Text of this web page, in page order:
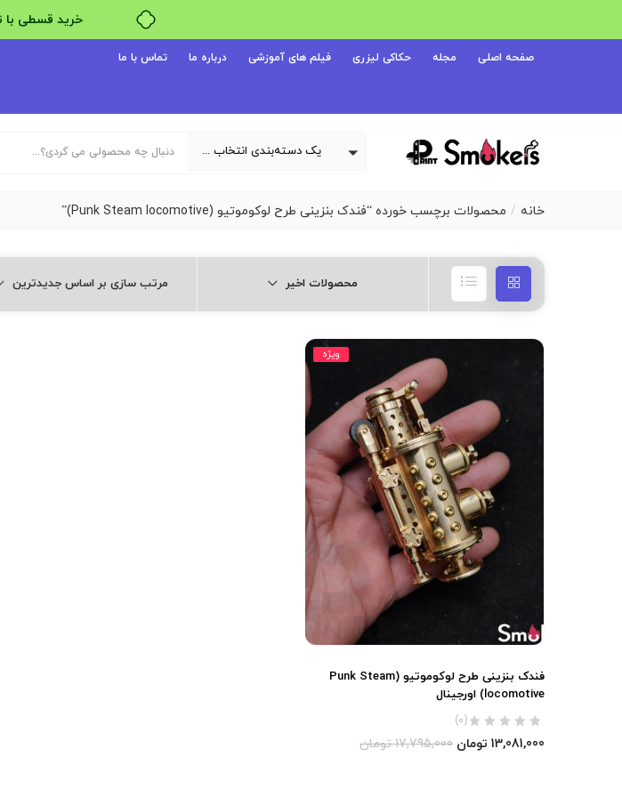
خرید قسطی با
صفحه اصلی مجله حکاکی لیزری فیلم های آموزشی درباره ما تماس با ما
یک دسته‌بندی انتخاب کنید
خانه محصولات برچسب خورده “فندک بنزینی طرح لوکوموتیو (Punk Steam locomotive)”
محصولات اخیر مرتب سازی بر اساس جدیدترین
فندک بنزینی طرح لوکوموتیو (Punk Steam
locomotive) اورجینال
(0)
13,081,000 تومان 17,795,000 تومان
ویژه